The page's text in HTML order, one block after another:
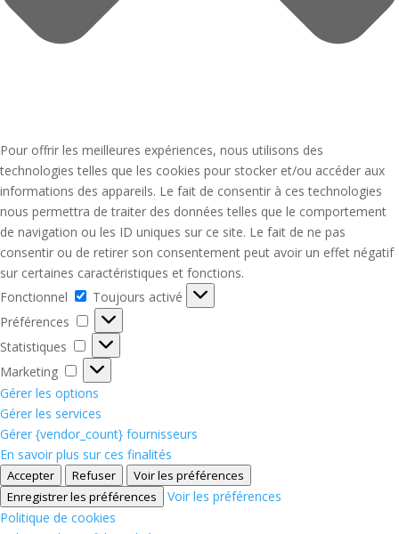
Pour offrir les meilleures expériences, nous utilisons des
technologies telles que les cookies pour stocker et/ou accéder aux
informations des appareils. Le fait de consentir à ces technologies
nous permettra de traiter des données telles que le comportement
de navigation ou les ID uniques sur ce site. Le fait de ne pas
consentir ou de retirer son consentement peut avoir un effet négatif
sur certaines caractéristiques et fonctions.
Fonctionnel
Fonctionnel
Toujours activé
Préférences
Préférences
Statistiques
Statistiques
Marketing
Marketing
Gérer les options
Gérer les services
Gérer {vendor_count} fournisseurs
En savoir plus sur ces finalités
Accepter Refuser
Voir les préférences
Enregistrer les préférences
Voir les préférences
Politique de cookies